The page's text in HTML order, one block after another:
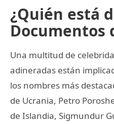
¿Quién está
Documentos
Una multitud de
adineradas están
los nombres más
de Ucrania, Petro
de Islandia, Sigmundur